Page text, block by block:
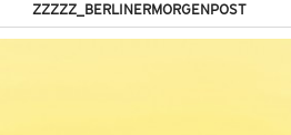
ZZZZZ_BERLINERMORGENPOST